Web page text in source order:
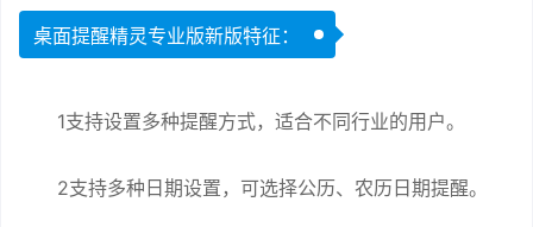
桌面提醒精灵专业版新版特征：
1支持设置多种提醒方式，适合不同行业的用户。
2支持多种日期设置，可选择公历、农历日期提醒。